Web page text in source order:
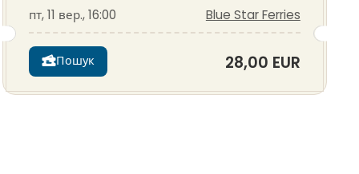
пт, 11 вер., 16:00 Blue Star Ferries
Пошук 28,00 EUR